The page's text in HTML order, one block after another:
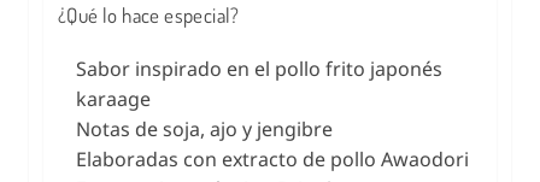
¿Qué lo hace especial?
Sabor inspirado en el pollo frito japonés
karaage
Notas de soja, ajo y jengibre
Elaboradas con extracto de pollo Awaodori